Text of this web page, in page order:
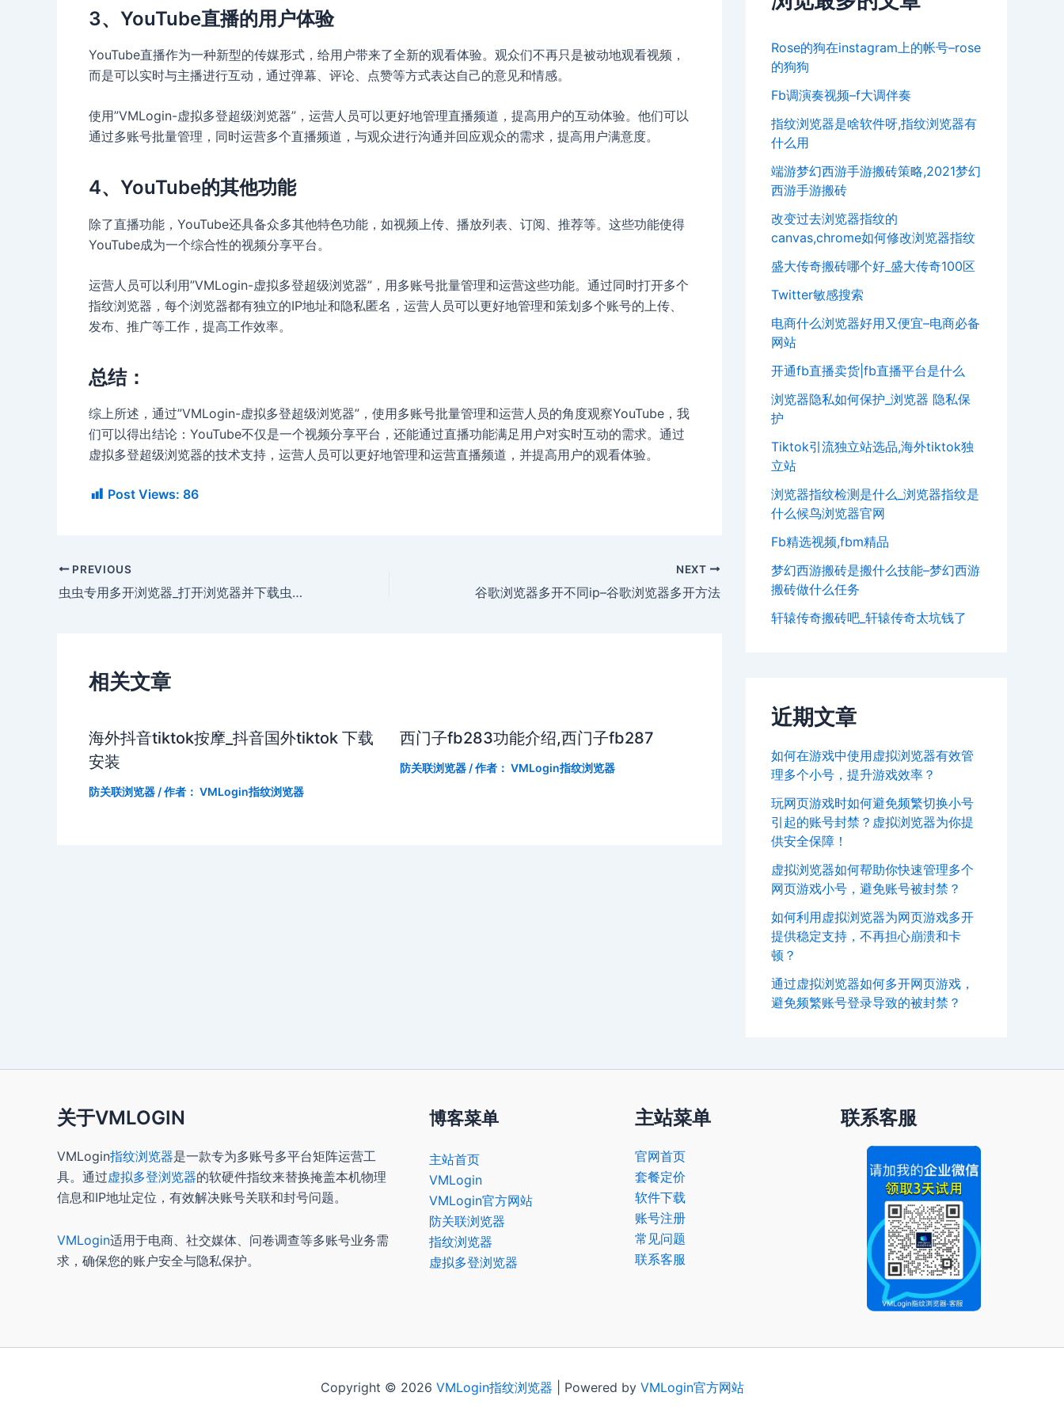
3、YouTube直播的用户体验
YouTube直播作为一种新型的传媒形式，给用户带来了全新的观看体验。观众们不再只是被动地观看视频，
而是可以实时与主播进行互动，通过弹幕、评论、点赞等方式表达自己的意见和情感。
使用”VMLogin-虚拟多登超级浏览器”，运营人员可以更好地管理直播频道，提高用户的互动体验。他们可以
通过多账号批量管理，同时运营多个直播频道，与观众进行沟通并回应观众的需求，提高用户满意度。
4、YouTube的其他功能
除了直播功能，YouTube还具备众多其他特色功能，如视频上传、播放列表、订阅、推荐等。这些功能使得
YouTube成为一个综合性的视频分享平台。
运营人员可以利用”VMLogin-虚拟多登超级浏览器”，用多账号批量管理和运营这些功能。通过同时打开多个
指纹浏览器，每个浏览器都有独立的IP地址和隐私匿名，运营人员可以更好地管理和策划多个账号的上传、
发布、推广等工作，提高工作效率。
总结：
综上所述，通过”VMLogin-虚拟多登超级浏览器”，使用多账号批量管理和运营人员的角度观察YouTube，我
们可以得出结论：YouTube不仅是一个视频分享平台，还能通过直播功能满足用户对实时互动的需求。通过
虚拟多登超级浏览器的技术支持，运营人员可以更好地管理和运营直播频道，并提高用户的观看体验。
Post Views: 86
PREVIOUS
虫虫专用多开浏览器_打开浏览器并下载虫虫助手
NEXT
谷歌浏览器多开不同ip–谷歌浏览器多开方法
相关文章
海外抖音tiktok按摩_抖音国外tiktok 下载
安装
防关联浏览器 / 作者： VMLogin指纹浏览器
西门子fb283功能介绍,西门子fb287
防关联浏览器/ 作者： VMLogin指纹浏览器
Rose的狗在instagram上的帐号–rose
的狗狗
Fb调演奏视频–f大调伴奏
指纹浏览器是啥软件呀,指纹浏览器有
什么用
端游梦幻西游手游搬砖策略,2021梦幻
西游手游搬砖
改变过去浏览器指纹的
canvas,chrome如何修改浏览器指纹
盛大传奇搬砖哪个好_盛大传奇100区
Twitter敏感搜索
电商什么浏览器好用又便宜–电商必备
网站
开通fb直播卖货|fb直播平台是什么
浏览器隐私如何保护_浏览器 隐私保
护
Tiktok引流独立站选品,海外tiktok独
立站
浏览器指纹检测是什么_浏览器指纹是
什么候鸟浏览器官网
Fb精选视频,fbm精品
梦幻西游搬砖是搬什么技能–梦幻西游
搬砖做什么任务
轩辕传奇搬砖吧_轩辕传奇太坑钱了
近期文章
如何在游戏中使用虚拟浏览器有效管
理多个小号，提升游戏效率？
玩网页游戏时如何避免频繁切换小号
引起的账号封禁？虚拟浏览器为你提
供安全保障！
虚拟浏览器如何帮助你快速管理多个
网页游戏小号，避免账号被封禁？
如何利用虚拟浏览器为网页游戏多开
提供稳定支持，不再担心崩溃和卡
顿？
通过虚拟浏览器如何多开网页游戏，
避免频繁账号登录导致的被封禁？
关于VMLOGIN
VMLogin指纹浏览器是一款专为多账号多平台矩阵运营工
具。通过虚拟多登浏览器的软硬件指纹来替换掩盖本机物理
信息和IP地址定位，有效解决账号关联和封号问题。
VMLogin适用于电商、社交媒体、问卷调查等多账号业务需
求，确保您的账户安全与隐私保护。
博客菜单
主站首页
VMLogin
VMLogin官方网站
防关联浏览器
指纹浏览器
虚拟多登浏览器
主站菜单
官网首页
套餐定价
软件下载
账号注册
常见问题
联系客服
联系客服
Copyright © 2026 VMLogin指纹浏览器 | Powered by VMLogin官方网站